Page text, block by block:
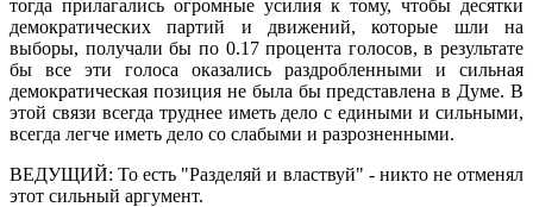
тогда прилагались огромные усилия к тому, чтобы десятки
демократических партий и движений, которые шли на
выборы, получали бы по 0.17 процента голосов, в результате
бы все эти голоса оказались раздробленными и сильная
демократическая позиция не была бы представлена в Думе. В
этой связи всегда труднее иметь дело с едиными и сильными,
всегда легче иметь дело со слабыми и разрозненными.
ВЕДУЩИЙ: То есть "Разделяй и властвуй" - никто не отменял
этот сильный аргумент.